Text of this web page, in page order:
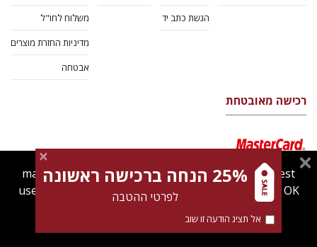
הגשת כתב יד
משלוח לחו"ל
מדיניות החזרת מוצרים
אבטחה
רכישה מאובטחת
magnespress.co.il uses cookies to give you the best
user experience. Using this website means you're OK
Find out more about ourcookies policy
25% הנחה ברכישה ראשונה
לפרטי ההטבה
אל תציג הודעה זו שוב